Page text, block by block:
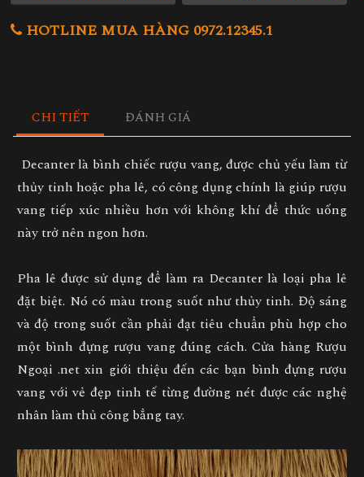
HOTLINE MUA HÀNG 0972.12345.1
CHI TIẾT ĐÁNH GIÁ
Decanter là bình chiếc rượu vang, được chủ yếu làm từ
thủy tinh hoặc pha lê, có công dụng chính là giúp rượu
vang tiếp xúc nhiều hơn với không khí để thức uống
này trở nên ngon hơn.
Pha lê được sử dụng để làm ra Decanter là loại pha lê
đặt biệt. Nó có màu trong suốt như thủy tinh. Độ sáng
và độ trong suốt cần phải đạt tiêu chuẩn phù hợp cho
một bình đựng rượu vang đúng cách. Cửa hàng Rượu
Ngoại .net xin giới thiệu đến các bạn bình đựng rượu
vang với vẻ đẹp tinh tế từng đường nét được các nghệ
nhân làm thủ công bẳng tay.